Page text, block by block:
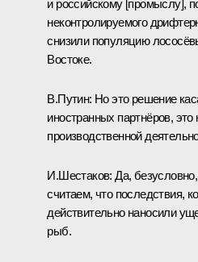
и российскому [промыслу],
неконтролируемого
снизили популяцию
Востоке.
В.Путин: Но это решение
иностранных партнёров, это
производственной
И.Шестаков:Да,
считаем, что последствия,
действительно наносили
рыб.